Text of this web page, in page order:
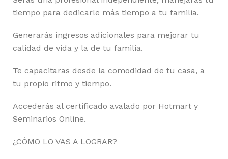
tiempo para dedicarle más tiempo a tu familia.
Generarás ingresos adicionales para mejorar tu
calidad de vida y la de tu familia.
Te capacitaras desde la comodidad de tu casa, a
tu propio ritmo y tiempo.
Accederás al certificado avalado por Hotmart y
Seminarios Online.
¿CÓMO LO VAS A LOGRAR?